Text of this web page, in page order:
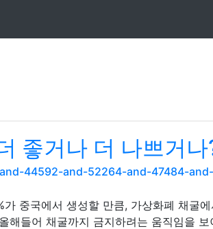
좋거나 더 나쁘거나
44592-and-52264-and-47484-
중국에서 생성할 만큼, 가상화폐 채굴
해들어 채굴까지 금지하려는 움직임을